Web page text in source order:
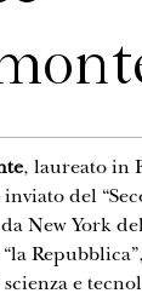
, laureato in
del
New York
e